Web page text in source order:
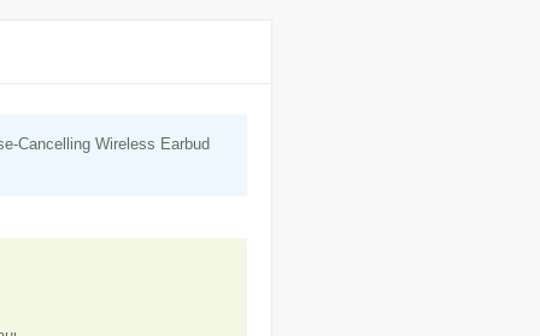
Cancelling Wireless Earbud